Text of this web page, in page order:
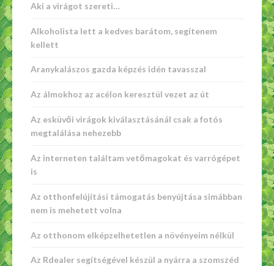
Aki a virágot szereti…
Alkoholista lett a kedves barátom, segítenem
kellett
Aranykalászos gazda képzés idén tavasszal
Az álmokhoz az acélon keresztül vezet az út
Az esküvői virágok kiválasztásánál csak a fotós
megtalálása nehezebb
Az interneten találtam vetőmagokat és varrógépet
is
Az otthonfelújítási támogatás benyújtása simábban
nem is mehetett volna
Az otthonom elképzelhetetlen a növényeim nélkül
Az Rdealer segítségével készül a nyárra a szomszéd